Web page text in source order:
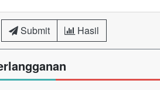
Submit Hasil